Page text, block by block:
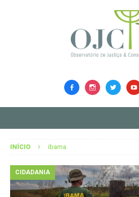
INÍCIO ibama
CIDADANIA